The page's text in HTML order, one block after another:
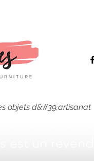
objets d&#39;artisanat